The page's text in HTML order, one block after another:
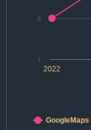
2022
8
7
GoogleMaps